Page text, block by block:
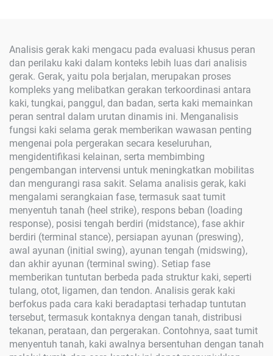
Analisis gerak kaki mengacu pada evaluasi khusus peran
dan perilaku kaki dalam konteks lebih luas dari analisis
gerak. Gerak, yaitu pola berjalan, merupakan proses
kompleks yang melibatkan gerakan terkoordinasi antara
kaki, tungkai, panggul, dan badan, serta kaki memainkan
peran sentral dalam urutan dinamis ini. Menganalisis
fungsi kaki selama gerak memberikan wawasan penting
mengenai pola pergerakan secara keseluruhan,
mengidentifikasi kelainan, serta membimbing
pengembangan intervensi untuk meningkatkan mobilitas
dan mengurangi rasa sakit. Selama analisis gerak, kaki
mengalami serangkaian fase, termasuk saat tumit
menyentuh tanah (heel strike), respons beban (loading
response), posisi tengah berdiri (midstance), fase akhir
berdiri (terminal stance), persiapan ayunan (preswing),
awal ayunan (initial swing), ayunan tengah (midswing),
dan akhir ayunan (terminal swing). Setiap fase
memberikan tuntutan berbeda pada struktur kaki, seperti
tulang, otot, ligamen, dan tendon. Analisis gerak kaki
berfokus pada cara kaki beradaptasi terhadap tuntutan
tersebut, termasuk kontaknya dengan tanah, distribusi
tekanan, perataan, dan pergerakan. Contohnya, saat tumit
menyentuh tanah, kaki awalnya bersentuhan dengan tanah